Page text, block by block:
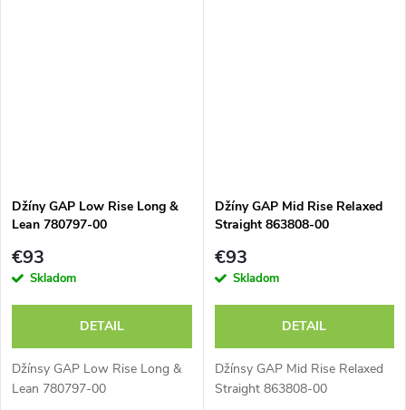
Džíny GAP Low Rise Long &
Lean 780797-00
€93
Skladom
DETAIL
Džínsy GAP Low Rise Long &
Lean 780797-00
Džíny GAP Mid Rise Relaxed
Straight 863808-00
€93
Skladom
DETAIL
Džínsy GAP Mid Rise Relaxed
Straight 863808-00